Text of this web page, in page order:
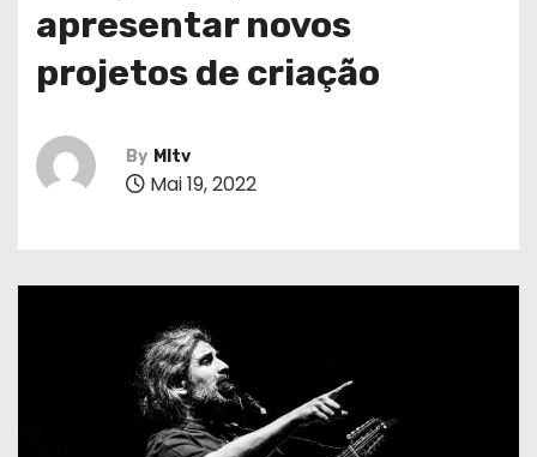
apresentar novos
projetos de criação
By MItv
Mai 19, 2022